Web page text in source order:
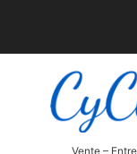
contenu